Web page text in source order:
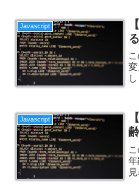
Javascript
る
し
Javascript